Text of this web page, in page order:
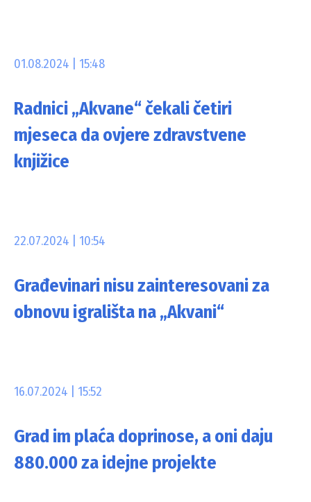
01.08.2024 | 15:48
Radnici „Akvane“ čekali četiri
mjeseca da ovjere zdravstvene
knjižice
22.07.2024 | 10:54
Građevinari nisu zainteresovani za
obnovu igrališta na „Akvani“
16.07.2024 | 15:52
Grad im plaća doprinose, a oni daju
880.000 za idejne projekte